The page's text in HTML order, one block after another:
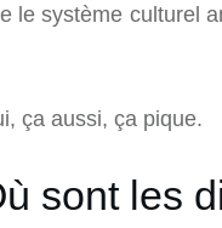
le système culturel
ça aussi, ça pique.
sont les